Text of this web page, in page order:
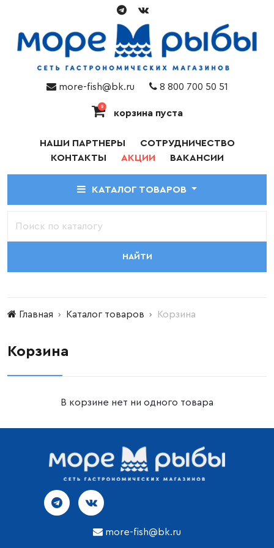
more-fish@bk.ru 8 800 700 50 51
0
корзина пуста
НАШИ ПАРТНЕРЫ
СОТРУДНИЧЕСТВО
КОНТАКТЫ
АКЦИИ ВАКАНСИИ
КАТАЛОГ ТОВАРОВ
НАЙТИ
Главная Каталог товаров Корзина
Корзина
В корзине нет ни одного товара
more-fish@bk.ru